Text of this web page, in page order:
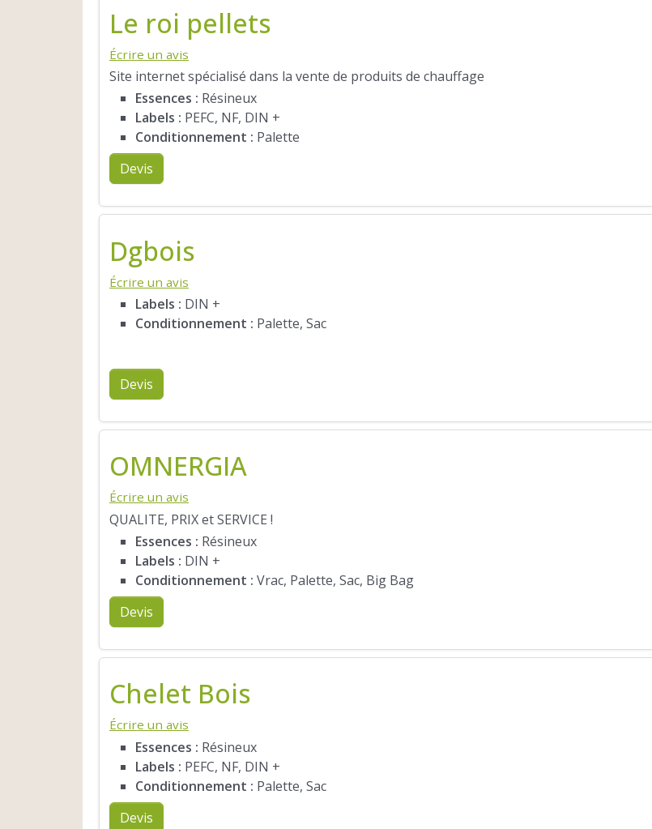
Le roi pellets
Écrire un avis
Site internet spécialisé dans la vente de produits de chauffage
Essences : Résineux
Labels : PEFC, NF, DIN +
Conditionnement : Palette
Devis
Dgbois
Écrire un avis
Labels : DIN +
Conditionnement : Palette, Sac
Devis
OMNERGIA
Écrire un avis
QUALITE, PRIX et SERVICE !
Essences : Résineux
Labels : DIN +
Conditionnement : Vrac, Palette, Sac, Big Bag
Devis
Chelet Bois
Écrire un avis
Essences : Résineux
Labels : PEFC, NF, DIN +
Conditionnement : Palette, Sac
Devis